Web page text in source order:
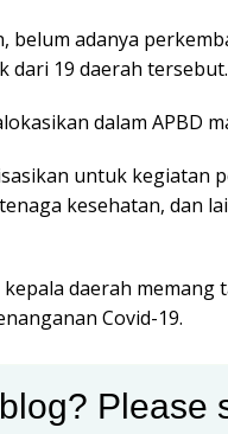
belum adanya
dari 19 daerah tersebut.
dalam APBD
untuk kegiatan
kesehatan, dan
daerah memang
Covid-19.
Please